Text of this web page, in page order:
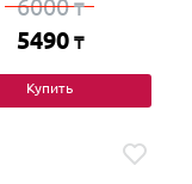
6000₸
5490 ₸
Купить